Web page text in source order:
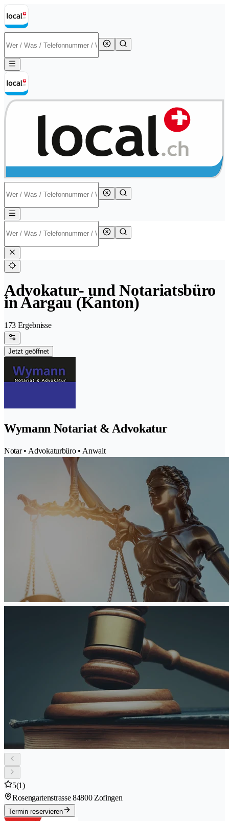
Advokatur- und Notariatsbüro
in Aargau (Kanton)
173 Ergebnisse
Jetzt geöffnet
Wymann Notariat & Advokatur
Notar • Advokaturbüro • Anwalt
5(1)
Rosengartenstrasse 84800 Zofingen
Termin reservieren